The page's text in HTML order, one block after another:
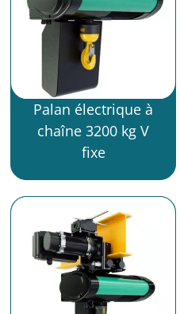
Palan électrique à
chaîne 3200 kg V
fixe